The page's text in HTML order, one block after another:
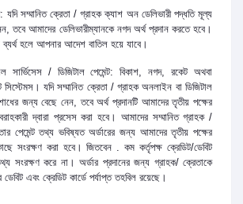
সম্মানিত ক্রেতা / গ্রাহক ক্যাশ অন ডেলিভারী পদ্ধতি মূল্য
তবে আমাদের ডেলিভারীম্যানকে নগদ অর্থ প্রদান করতে হবে।
হলে আপনার আদেশ বাতিল হয়ে যাবে।
সার্ভিসেস / ডিজিটাল পেমেন্ট: বিকাশ, নগদ, রকেট অথবা
সিস্টেমস। যদি সম্মানিত ক্রেতা / গ্রাহক অনলাইন বা ডিজিটাল
জন্য বেছে নেন, তবে অর্থ প্রদানটি আমাদের তৃতীয় পক্ষের
দ্বারা প্রসেস করা হবে। আমাদের সম্মানিত গ্রাহক /
পেমেন্ট তথ্য ভবিষ্যত অর্ডারের জন্য আমাদের তৃতীয় পক্ষের
সংরক্ষণ করা হবে। জিতবেন . কম কর্তৃপক্ষ ক্রেডিট/ডেবিট
সংরক্ষণ করে না। অর্ডার প্রদানের জন্য গ্রাহক/ ক্রেতাকে
ডেবিট এবং ক্রেডিট কার্ডে পর্যাপ্ত তহবিল রয়েছে।